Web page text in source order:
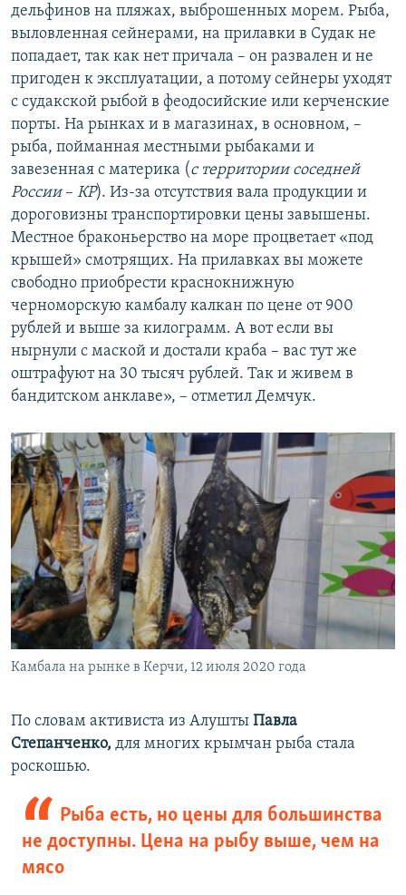
дельфинов на пляжах, выброшенных морем. Рыба,
выловленная сейнерами, на прилавки в Судак не
попадает, так как нет причала – он развален и не
пригоден к эксплуатации, а потому сейнеры уходят
с судакской рыбой в феодосийские или керченские
порты. На рынках и в магазинах, в основном, –
рыба, пойманная местными рыбаками и
завезенная с материка (с территории соседней
России– КР). Из-за отсутствия вала продукции и
дороговизны транспортировки цены завышены.
Местное браконьерство на море процветает «под
крышей» смотрящих. На прилавках вы можете
свободно приобрести краснокнижную
черноморскую камбалу калкан по цене от 900
рублей и выше за килограмм. А вот если вы
нырнули с маской и достали краба – вас тут же
оштрафуют на 30 тысяч рублей. Так и живем в
бандитском анклаве», – отметил Демчук.
Камбала на рынке в Керчи, 12 июля 2020 года
По словам активиста из Алушты Павла
Степанченко, для многих крымчан рыба стала
роскошью.
Рыба есть, но цены для большинства
не доступны. Цена на рыбу выше, чем на
мясо